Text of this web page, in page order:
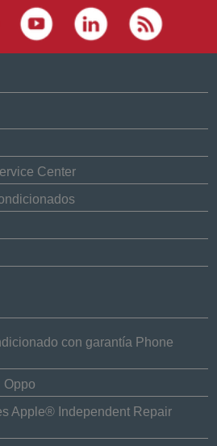
Center
con garantía Phone
Oppo
Apple® Independent Repair